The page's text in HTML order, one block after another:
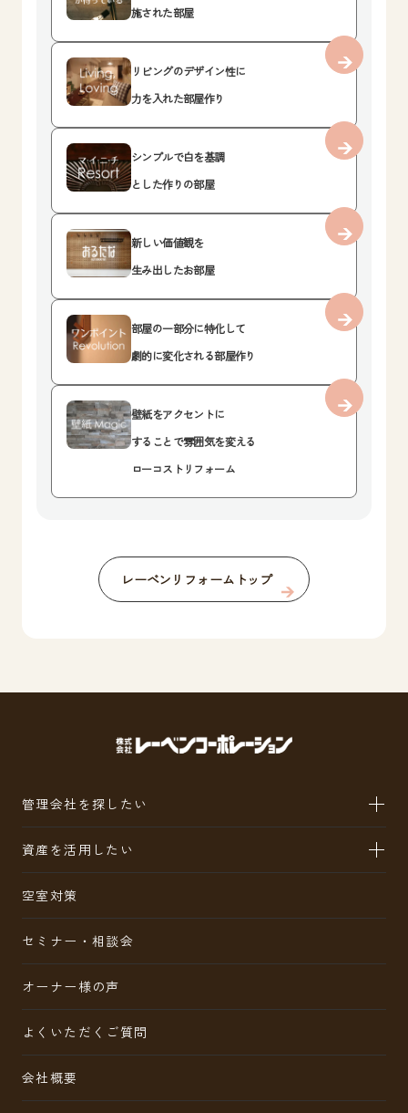
施された部屋
リビングのデザイン性に
力を入れた部屋作り
シンプルで白を基調
とした作りの部屋
新しい価値観を
生み出したお部屋
部屋の一部分に特化して
劇的に変化される部屋作り
壁紙をアクセントに
することで雰囲気を変える
ローコストリフォーム
レーベンリフォームトップ
管理会社を探したい
資産を活用したい
空室対策
セミナー・相談会
オーナー様の声
よくいただくご質問
会社概要